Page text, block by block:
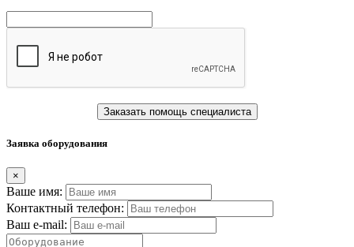
Заказать помощь специалиста
Заявка оборудования
×
Ваше имя:
Контактный телефон:
Ваш e-mail: